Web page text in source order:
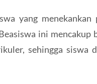
yang menekankan
ini mencakup
sehingga siswa